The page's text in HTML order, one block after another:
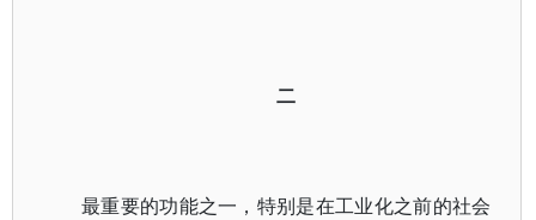
二
最重要的功能之一，特别是在工业化之前的社会